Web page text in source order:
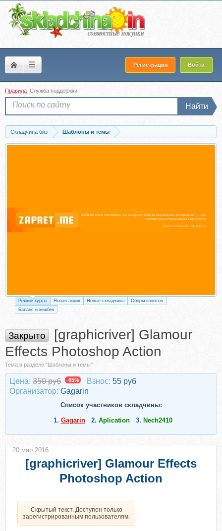
☰ Регистрация Войти
Правила Служба поддержки
Найти
Складчина биз
Шаблоны и темы
Скачать [graphicriver] Glamour Effects Photoshop Action
Редкие курсы Новая акция Новые складчины
Сборы взносов
Баланс и кешбек
Закрыто
[graphicriver] Glamour
Effects Photoshop Action
Тема в разделе "Шаблоны и темы"
Цена: 350 руб -85% Взнос: 55 руб
Организатор: Gagarin
Список участников складчины:
1. Gagarin 2. Aplication 3. Nech2410
[graphicriver] Glamour Effects
Photoshop Action
Скрытый текст. Доступен только
зарегистрированным пользователям.
20 мар 2016